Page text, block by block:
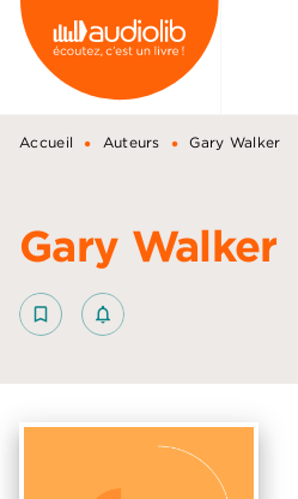
MENU RECHERCHE
PIED DE PAGE
Accueil • Auteurs • Gary Walker
Gary Walker
bookmark_border notifications_none_outlined